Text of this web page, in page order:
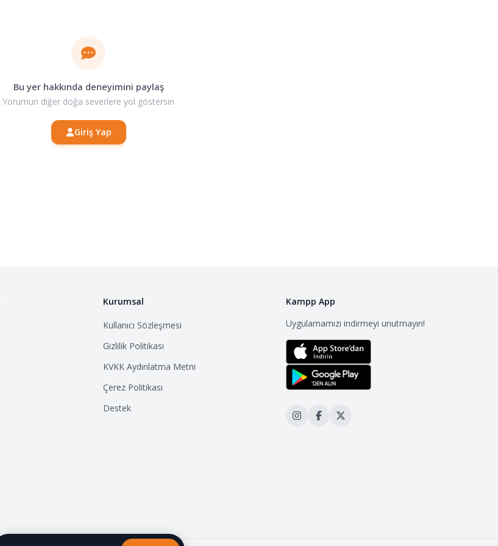
Bu yer hakkında deneyimini paylaş
Yorumun diğer doğa severlere yol göstersin
Giriş Yap
Kurumsal
Kullanıcı Sözleşmesi
Gizlilik Politikası
KVKK Aydınlatma Metni
Çerez Politikası
Destek
Kampp App
Uygulamamızı indirmeyi unutmayın!